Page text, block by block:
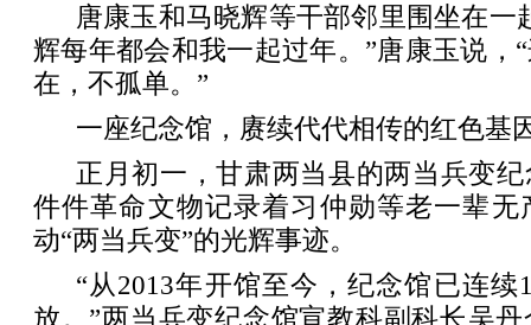
唐康玉和马晓辉等干部邻里围坐在一
辉每年都会和我一起过年。”唐康玉说，
在，不孤单。”
一座纪念馆，赓续代代相传的红色基
正月初一，甘肃两当县的两当兵变
件件革命文物记录着习仲勋等老一辈无
动“两当兵变”的光辉事迹。
“从2013年开馆至今，纪念馆已连
放。”两当兵变纪念馆宣教科副科长吴